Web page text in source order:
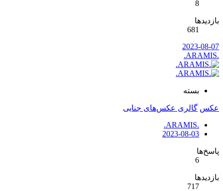
8
بازدیدها
681
2023-08-07
.ARAMIS.
بسته
عکس گالری عکس‌های جنایی
.ARAMIS.
2023-08-03
پاسخ‌ها
6
بازدیدها
717